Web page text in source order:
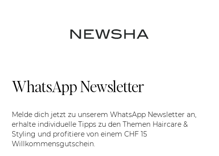
WhatsApp Newsletter
Melde dich jetzt zu unserem WhatsApp Newsletter an,
erhalte individuelle Tipps zu den Themen Haircare &
Styling und profitiere von einem CHF 15
Willkommensgutschein.